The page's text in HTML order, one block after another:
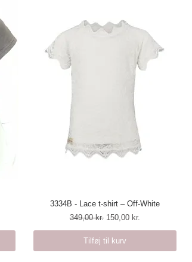
Hurtigvisning
3334B - Lace t-shirt – Off-White
Regulær pris
349,00 kr. Salgspris
150,00 kr.
Tilføj til kurv